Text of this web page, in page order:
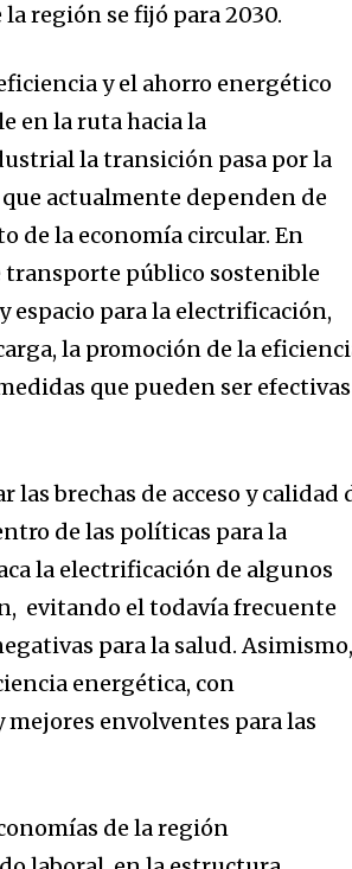
región se fijó para 2030.
y el ahorro energético
en la ruta hacia la
la transición pasa por la
actualmente dependen de
de la economía circular. En
público sostenible
espacio para la electrificación,
la promoción de la
que pueden ser efectivas
brechas de acceso y calidad
de las políticas para la
la electrificación de algunos
evitando el todavía frecuente
para la salud. Asimismo,
energética, con
envolventes para las
de la región